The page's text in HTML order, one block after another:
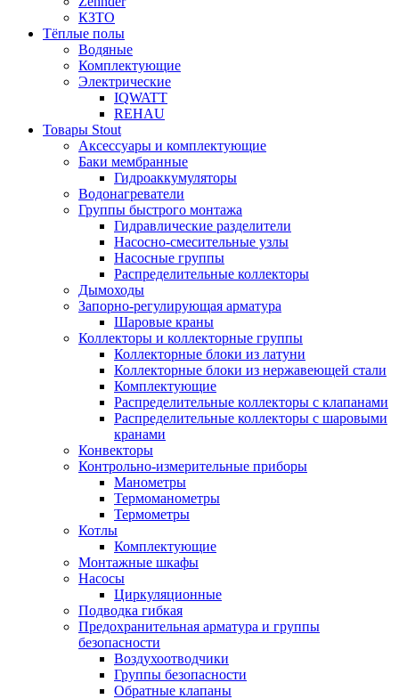
КЗТО
Тёплые полы
Водяные
Комплектующие
Электрические
IQWATT
REHAU
Товары Stout
Аксессуары и комплектующие
Баки мембранные
Гидроаккумуляторы
Водонагреватели
Группы быстрого монтажа
Гидравлические разделители
Насосно-смесительные узлы
Насосные группы
Распределительные коллекторы
Дымоходы
Запорно-регулирующая арматура
Шаровые краны
Коллекторы и коллекторные группы
Коллекторные блоки из латуни
Коллекторные блоки из нержавеющей стали
Комплектующие
Распределительные коллекторы с клапанами
Распределительные коллекторы с шаровыми
кранами
Конвекторы
Контрольно-измерительные приборы
Манометры
Термоманометры
Термометры
Котлы
Комплектующие
Монтажные шкафы
Насосы
Циркуляционные
Подводка гибкая
Предохранительная арматура и группы
безопасности
Воздухоотводчики
Группы безопасности
Обратные клапаны